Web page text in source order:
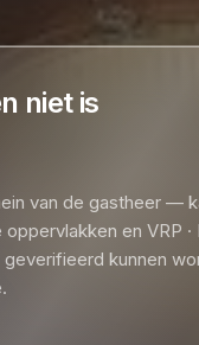
niet is
van de gastheer —
en VRP ·
kunnen